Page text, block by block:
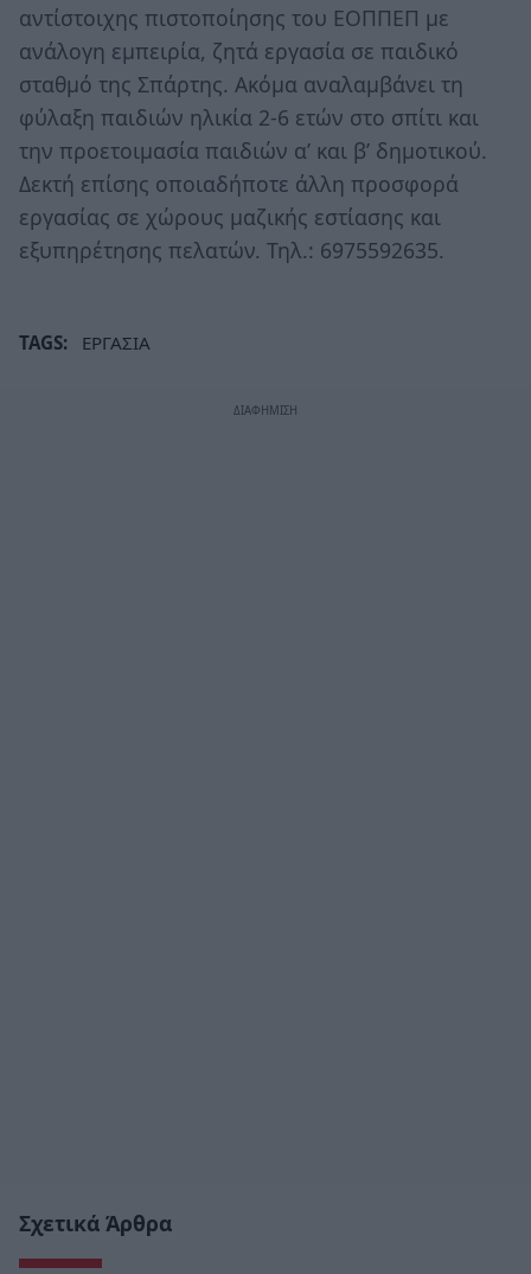
αντίστοιχης πιστοποίησης του ΕΟΠΠΕΠ με
ανάλογη εμπειρία, ζητά εργασία σε παιδικό
σταθμό της Σπάρτης. Ακόμα αναλαμβάνει τη
φύλαξη παιδιών ηλικία 2-6 ετών στο σπίτι και
την προετοιμασία παιδιών α’ και β’ δημοτικού.
Δεκτή επίσης οποιαδήποτε άλλη προσφορά
εργασίας σε χώρους μαζικής εστίασης και
εξυπηρέτησης πελατών. Τηλ.: 6975592635.
TAGS: ΕΡΓΑΣΙΑ
Σχετικά Άρθρα